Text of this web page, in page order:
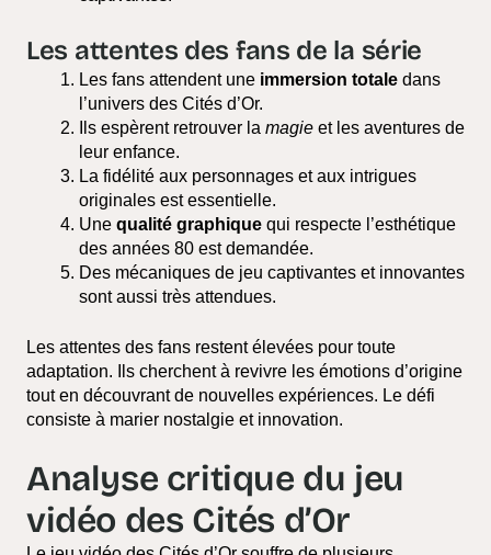
Les attentes des fans de la série
Les fans attendent une immersion totale dans
l’univers des Cités d’Or.
Ils espèrent retrouver la magie et les aventures de
leur enfance.
La fidélité aux personnages et aux intrigues
originales est essentielle.
Une qualité graphique qui respecte l’esthétique
des années 80 est demandée.
Des mécaniques de jeu captivantes et innovantes
sont aussi très attendues.
Les attentes des fans restent élevées pour toute
adaptation. Ils cherchent à revivre les émotions d’origine
tout en découvrant de nouvelles expériences. Le défi
consiste à marier nostalgie et innovation.
Analyse critique du jeu
vidéo des Cités d’Or